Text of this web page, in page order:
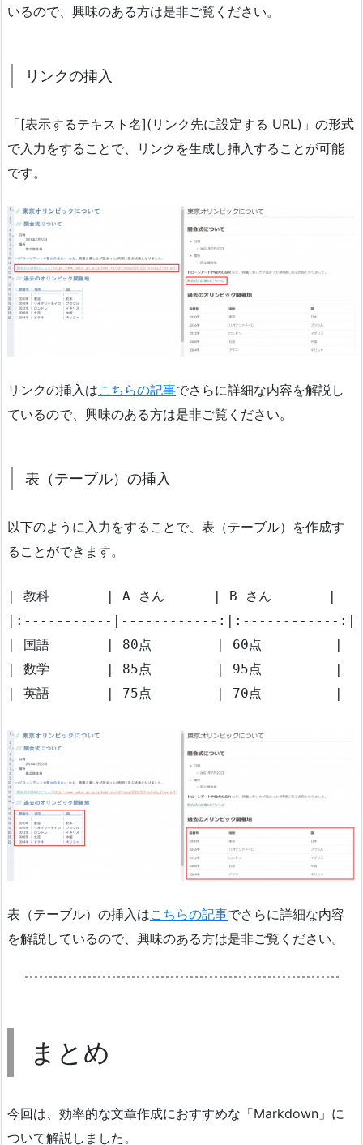
いるので、興味のある方は是非ご覧ください。
リンクの挿入
「[表示するテキスト名](リンク先に設定する URL)」の形式
で入力をすることで、リンクを生成し挿入することが可能
です。
リンクの挿入はこちらの記事でさらに詳細な内容を解説し
ているので、興味のある方は是非ご覧ください。
表（テーブル）の挿入
以下のように入力をすることで、表（テーブル）を作成す
ることができます。
| 教科       | A さん      | B さん       |
|:-----------|------------:|:------------:|
| 国語       | 80点        | 60点         |
| 数学       | 85点        | 95点         |
| 英語       | 75点        | 70点         |
表（テーブル）の挿入はこちらの記事でさらに詳細な内容
を解説しているので、興味のある方は是非ご覧ください。
まとめ
今回は、効率的な文章作成におすすめな「Markdown」に
ついて解説しました。